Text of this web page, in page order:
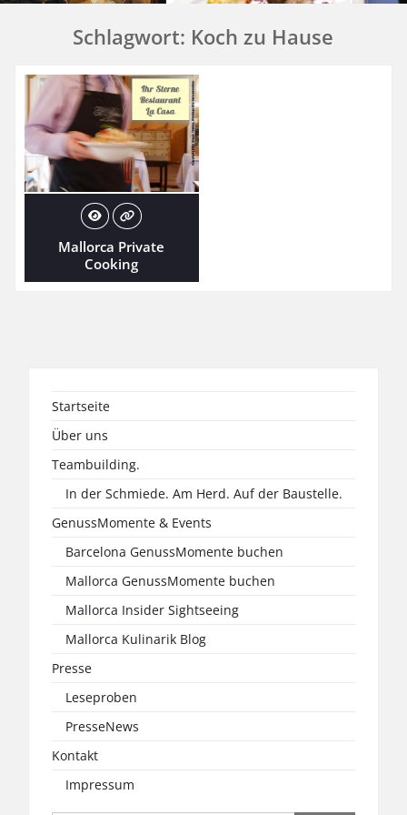
Schlagwort: Koch zu Hause
Mallorca Private
Cooking
Startseite
Über uns
Teambuilding.
In der Schmiede. Am Herd. Auf der Baustelle.
GenussMomente & Events
Barcelona GenussMomente buchen
Mallorca GenussMomente buchen
Mallorca Insider Sightseeing
Mallorca Kulinarik Blog
Presse
Leseproben
PresseNews
Kontakt
Impressum